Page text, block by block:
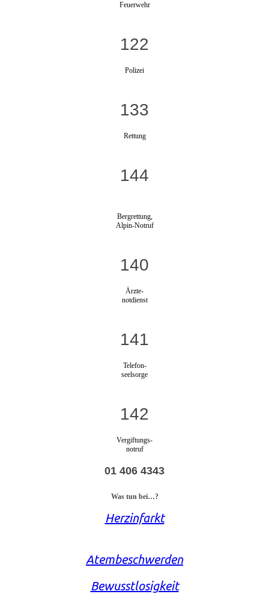
Feuerwehr
122
Polizei
133
Rettung
144
Bergrettung,
Alpin-Notruf
140
Ärzte-
notdienst
141
Telefon-
seelsorge
142
Vergiftungs-
notruf
01 406 4343
Was tun bei…?
Herzinfarkt
Atembeschwerden
Bewusstlosigkeit